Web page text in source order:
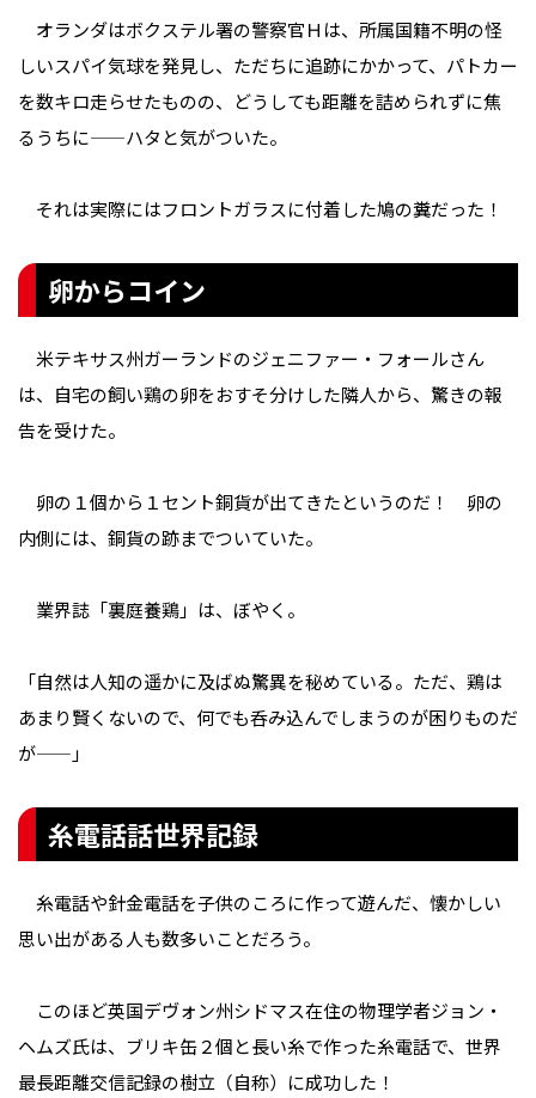
オランダはボクステル署の警察官Ｈは、所属国籍不明の怪
しいスパイ気球を発見し、ただちに追跡にかかって、パトカー
を数キロ走らせたものの、どうしても距離を詰められずに焦
るうちに——ハタと気がついた。
それは実際にはフロントガラスに付着した鳩の糞だった！
卵からコイン
米テキサス州ガーランドのジェニファー・フォールさん
は、自宅の飼い鶏の卵をおすそ分けした隣人から、驚きの報
告を受けた。
卵の１個から１セント銅貨が出てきたというのだ！ 卵の
内側には、銅貨の跡までついていた。
業界誌「裏庭養鶏」は、ぼやく。
「自然は人知の遥かに及ばぬ驚異を秘めている。ただ、鶏は
あまり賢くないので、何でも呑み込んでしまうのが困りものだ
が——」
糸電話話世界記録
糸電話や針金電話を子供のころに作って遊んだ、懐かしい
思い出がある人も数多いことだろう。
このほど英国デヴォン州シドマス在住の物理学者ジョン・
ヘムズ氏は、ブリキ缶２個と長い糸で作った糸電話で、世界
最長距離交信記録の樹立（自称）に成功した！